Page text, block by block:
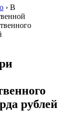
› В
рублей